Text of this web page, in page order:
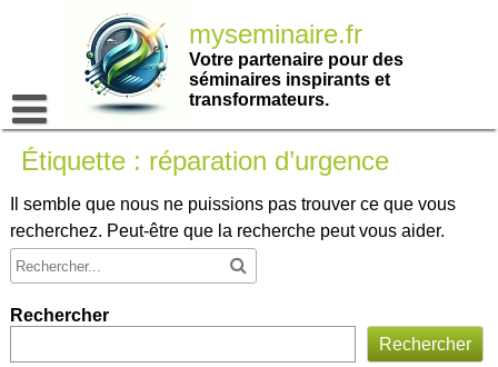
myseminaire.fr
Votre partenaire pour des
séminaires inspirants et
transformateurs.
Étiquette : réparation d’urgence
Il semble que nous ne puissions pas trouver ce que vous
recherchez. Peut-être que la recherche peut vous aider.
Rechercher
Rechercher